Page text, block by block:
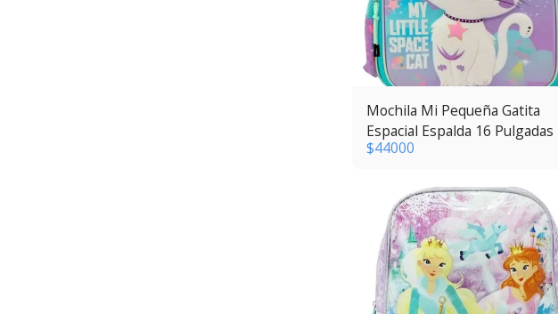
Mochila Mi Pequeña Gatita
Espacial Espalda 16 Pulgadas
$44000